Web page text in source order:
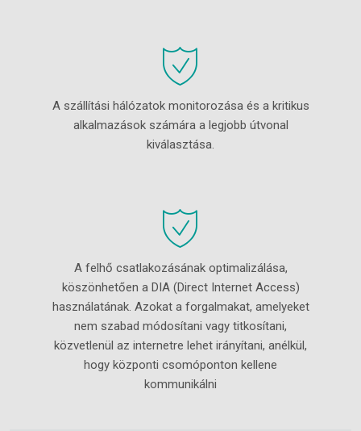
A szállítási hálózatok monitorozása és a kritikus
alkalmazások számára a legjobb útvonal
kiválasztása.
A felhő csatlakozásának optimalizálása,
köszönhetően a DIA (Direct Internet Access)
használatának. Azokat a forgalmakat, amelyeket
nem szabad módosítani vagy titkosítani,
közvetlenül az internetre lehet irányítani, anélkül,
hogy központi csomóponton kellene
kommunikálni